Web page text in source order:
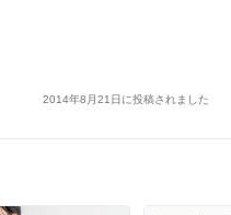
2014年8月21日に投稿されました